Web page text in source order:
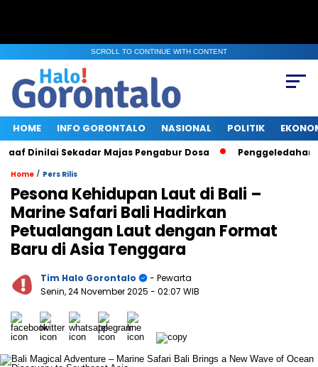
SCROLL TO CONTINUE WITH CONTENT
HOME INFO GORONTALO NASIONAL POLITIK
Dinilai Sekadar Majas Pengabur Dosa Penggeledahan
Home / Pers Rilis
Pesona Kehidupan Laut di Bali –
Marine Safari Bali Hadirkan
Petualangan Laut dengan Format
Baru di Asia Tenggara
Tim Halo Gorontalo
- Pewarta
Senin, 24 November 2025 - 02:07 WIB